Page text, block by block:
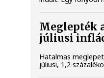
Meglepték
júliusi
Hatalmas
júliusi, 1,2